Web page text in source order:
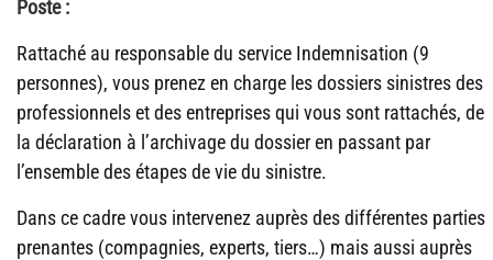
Poste :
Rattaché au responsable du service Indemnisation (9
personnes), vous prenez en charge les dossiers sinistres des
professionnels et des entreprises qui vous sont rattachés, de
la déclaration à l’archivage du dossier en passant par
l’ensemble des étapes de vie du sinistre.
Dans ce cadre vous intervenez auprès des différentes parties
prenantes (compagnies, experts, tiers…) mais aussi auprès